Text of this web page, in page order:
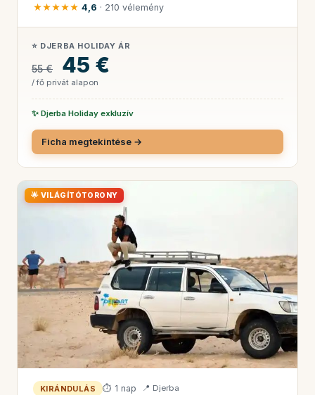
★★★★★ 4,6 · 210 vélemény
⭐ DJERBA HOLIDAY ÁR
55 € 45 €
/ fő privát alapon
✨ Djerba Holiday exkluzív
Ficha megtekintése →
🌟 VILÁGÍTÓTORONY
KIRÁNDULÁS ⏱ 1 nap 📍 Djerba